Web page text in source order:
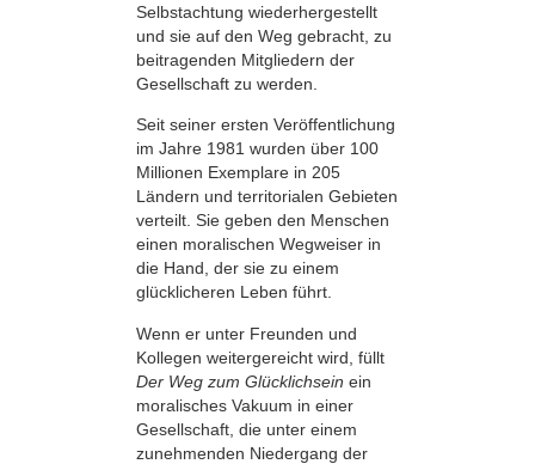
Selbstachtung wiederhergestellt
und sie auf den Weg gebracht, zu
beitragenden Mitgliedern der
Gesellschaft zu werden.
Seit seiner ersten Veröffentlichung
im Jahre 1981 wurden über 100
Millionen Exemplare in 205
Ländern und territorialen Gebieten
verteilt. Sie geben den Menschen
einen moralischen Wegweiser in
die Hand, der sie zu einem
glücklicheren Leben führt.
Wenn er unter Freunden und
Kollegen weitergereicht wird, füllt
Der Weg zum Glücklichsein ein
moralisches Vakuum in einer
Gesellschaft, die unter einem
zunehmenden Niedergang der